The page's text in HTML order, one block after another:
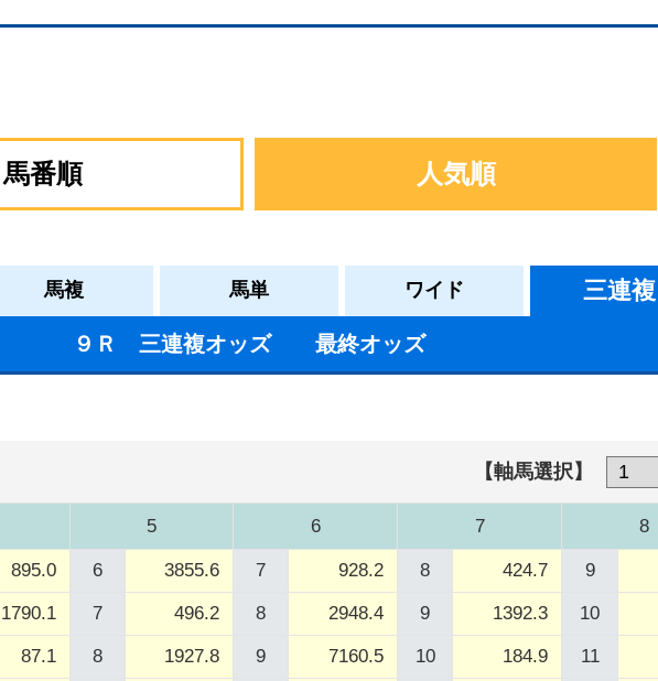
馬番順 人気順
馬複 馬単 ワイド 三連複
９Ｒ 三連複オッズ 最終オッズ
【軸馬選択】
5 6 7 8
895.0 6 3855.6 7 928.2 8 424.7 9
1790.1 7 496.2 8 2948.4 9 1392.3 10
87.1 8 1927.8 9 7160.5 10 184.9 11